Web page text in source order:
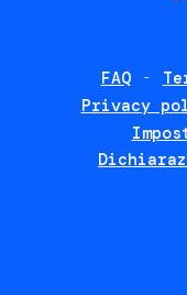
FAQ
Privacy